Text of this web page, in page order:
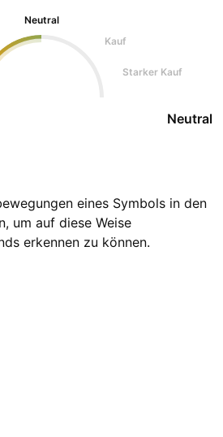
Neutral
Kauf
Starker Kauf
Neutral
eines Symbols in den
um auf diese Weise
erkennen zu können.